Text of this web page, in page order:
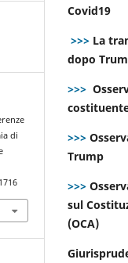
di
Covid19
>>> La
dopo
>>>
>>>
Trump
>>>
sul
(OCA)